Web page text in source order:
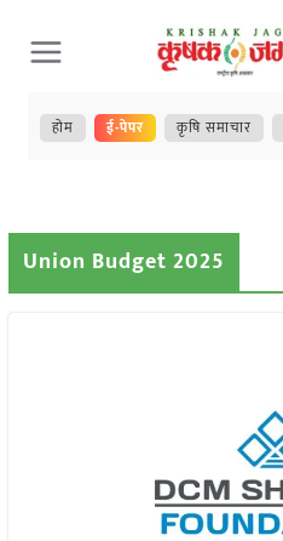
Skip
to
content
होम ई-पेपर कृषि समाचार
Union Budget 2025